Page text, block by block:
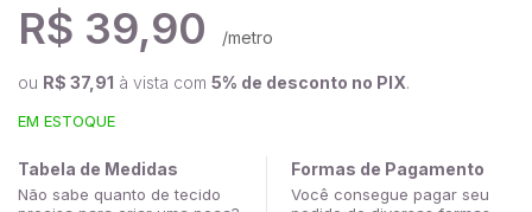
R$ 39,90 /metro
ou R$ 37,91 à vista com 5% de desconto no PIX.
EM ESTOQUE
Tabela de Medidas
Não sabe quanto de tecido
Formas de Pagamento
Você consegue pagar seu